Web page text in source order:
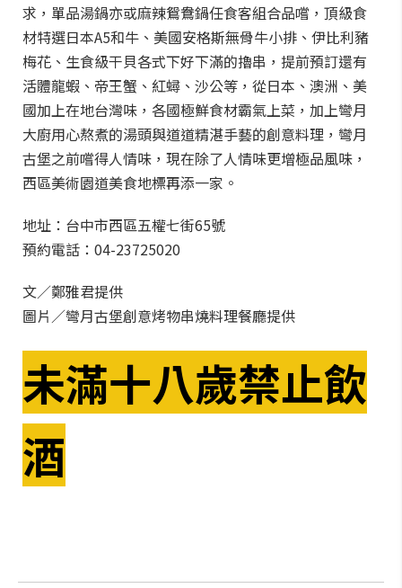
求，單品湯鍋亦或麻辣鴛鴦鍋任食客組合品嚐，頂級食
材特選日本A5和牛、美國安格斯無骨牛小排、伊比利豬
梅花、生食級干貝各式下好下滿的擼串，提前預訂還有
活體龍蝦、帝王蟹、紅蟳、沙公等，從日本、澳洲、美
國加上在地台灣味，各國極鮮食材霸氣上菜，加上彎月
大廚用心熬煮的湯頭與道道精湛手藝的創意料理，彎月
古堡之前嚐得人情味，現在除了人情味更增極品風味，
西區美術園道美食地標再添一家。
地址：台中市西區五權七街65號
預約電話：04-23725020
文／鄭雅君提供
圖片／彎月古堡創意烤物串燒料理餐廳提供
未滿十八歲禁止飲
酒